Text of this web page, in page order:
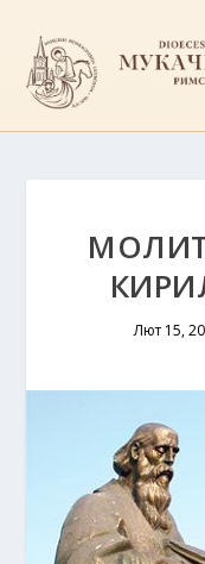
Лют 15,